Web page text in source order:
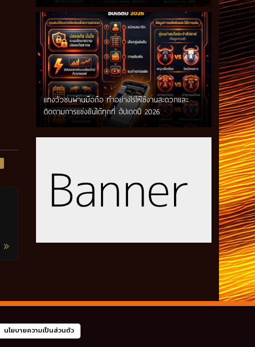
แทงวัวชนผ่านมือถือ ทำอย่างไรให้ใช้งานสะดวกและ
ติดตามการแข่งขันได้ทุกที่ อัปเดตปี 2026
นโยบายความเป็นส่วนตัว